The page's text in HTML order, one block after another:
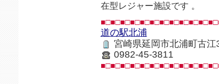
在型レジャー施設です 。
道の駅北浦
宮崎県延岡市北浦町古江
0982-45-3811